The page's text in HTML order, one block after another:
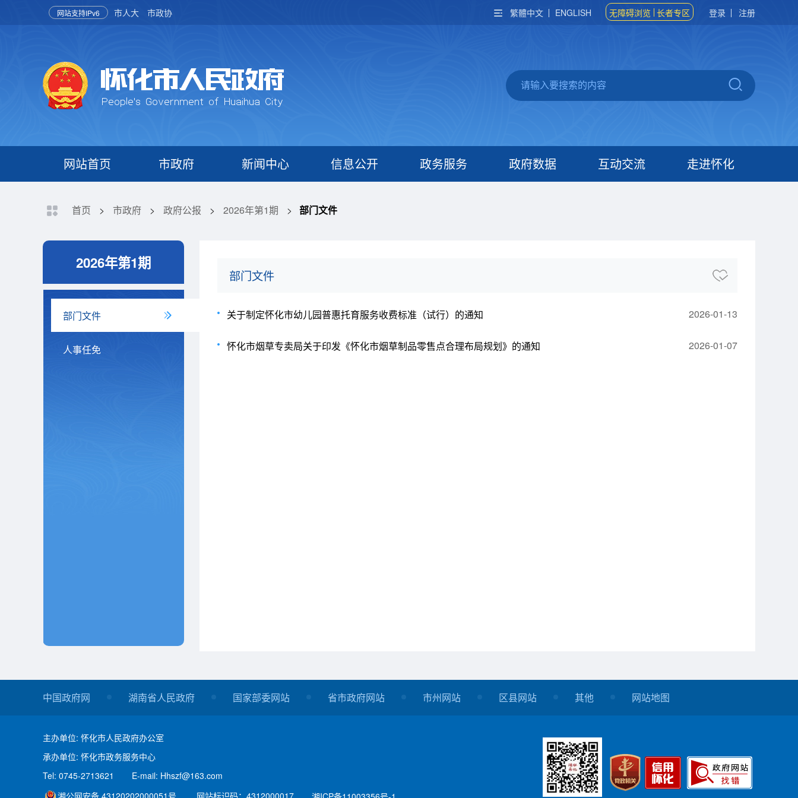
网站支持IPv6 市人大 市政协 繁體中文 ENGLISH 无障碍浏览 长者专区 登录 注册
网站首页 市政府 新闻中心 信息公开 政务服务 政府数据 互动交流 走进怀化
首页 > 市政府 > 政府公报 > 2026年第1期 > 部门文件
2026年第1期
部门文件
人事任免
部门文件
关于制定怀化市幼儿园普惠托育服务收费标准（试行）的通知 2026-01-13
怀化市烟草专卖局关于印发《怀化市烟草制品零售点合理布局规划》的通知 2026-01-07
中国政府网 湖南省人民政府 国家部委网站 省市政府网站 市州网站 区县网站 其他 网站地图
主办单位: 怀化市人民政府办公室
承办单位: 怀化市政务服务中心
Tel: 0745-2713621
E-mail: Hhszf@163.com